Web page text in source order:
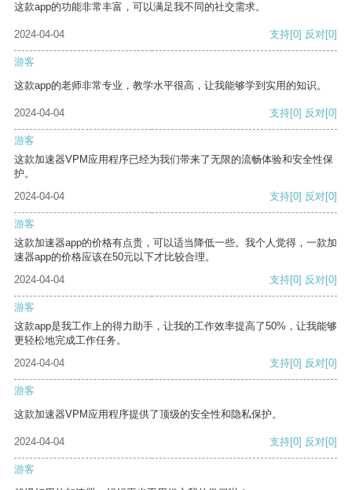
这款app的功能非常丰富，可以满足我不同的社交需求。
2024-04-04 支持[0] 反对[0]
游客
这款app的老师非常专业，教学水平很高，让我能够学到实用的知识。
2024-04-04 支持[0] 反对[0]
游客
这款加速器VPM应用程序已经为我们带来了无限的流畅体验和安全性保
护。
2024-04-04
支持[0] 反对[0]
游客
这款加速器app的价格有点贵，可以适当降低一些。我个人觉得，一款加
速器app的价格应该在50元以下才比较合理。
2024-04-04
支持[0] 反对[0]
游客
这款app是我工作上的得力助手，让我的工作效率提高了50%，让我能够
更轻松地完成工作任务。
2024-04-04
支持[0] 反对[0]
游客
这款加速器VPM应用程序提供了顶级的安全性和隐私保护。
2024-04-04 支持[0] 反对[0]
游客